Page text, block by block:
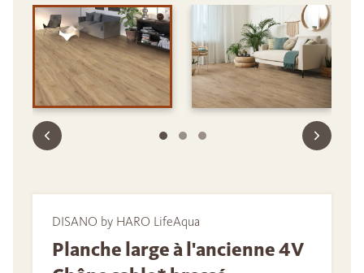
DISANO by HARO LifeAqua
Planche large à l'ancienne 4V